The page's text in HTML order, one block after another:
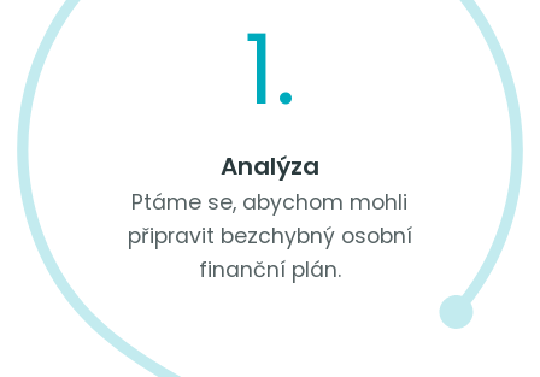
1.
Analýza
Ptáme se, abychom mohli
připravit bezchybný osobní
finanční plán.